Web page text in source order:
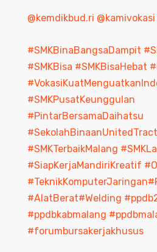
@kemdikbud.ri @kamivokasi
#SMKBinaBangsaDampit
#SMKBisa #SMKBisaHebat
#SMKPusatKeunggulan
#PintarBersamaDaihatsu
#SMKTerbaikMalang
#SiapKerjaMandiriKreatif
#TeknikKomputerJaringan
#AlatBerat#Welding
#ppdbkabmalang
#forumbursakerjakhusus